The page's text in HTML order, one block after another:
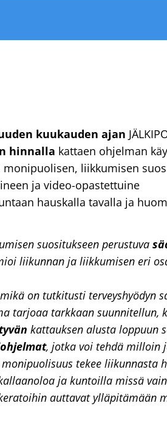
kuukauden ajan
hinnalla kattaen ohjelman
liikkumisen
ja video-opastettuine
hauskalla tavalla ja
suositukseen perustuva
liikunnan ja liikkumisen eri
on tutkitusti terveyshyödyn
tarjoaa tarkkaan suunnitellun,
kattauksen alusta loppuun
, jotka voi tehdä milloin
tekee liikunnasta
ja kuntoilla missä
auttavat ylläpitämään